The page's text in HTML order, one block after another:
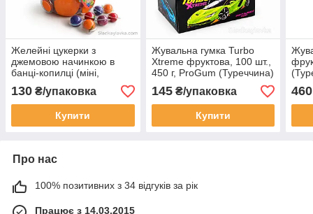
Желейні цукерки з
джемовою начинкою в
банці-копилці (міні,
г(Profisa)
130 ₴/упаковка
Купити
Жувальна гумка Turbo
Xtreme фруктова, 100 шт.,
450 г, ProGum (Туреччина)
145₴/упаковка
Купити
460
Про нас
100% позитивних з 34 відгуків за рік
Працює з 14.03.2015